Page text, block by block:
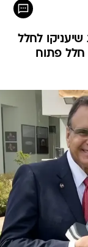
שיעניקו לחלל
חלל פתוח